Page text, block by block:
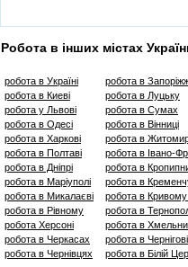
Робота в інших містах
робота в Україні
робота в Киеві
робота у Львові
робота в Одесі
робота в Харкові
робота в Полтаві
робота в Дніпрі
робота в Маріуполі
робота в Микалаєві
робота в Рівному
робота Херсоні
робота в Черкасах
робота в Чернівцях
робота в
робота в Луцьку
робота в Сумах
робота в Вінниці
робота в
робота в Івано-
робота в
робота в
робота в Кривому
робота в
робота в
робота в Чернігові
робота в Білій